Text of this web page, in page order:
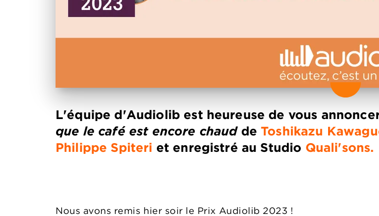
L'équipe d'Audiolib est heureuse de vous
que le café est encore chaud deToshikazu
Philippe Spiteri et enregistré au Studio Quali'sons.
Nous avons remis hier soir le Prix Audiolib 2023 !